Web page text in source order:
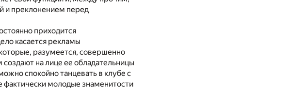
и преклонением перед
приходится
касается рекламы
разумеется, совершенно
на лице ее обладательницы
спокойно танцевать в клубе с
молодые знаменитости